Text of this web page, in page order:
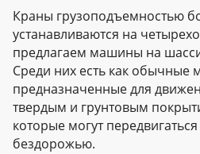
Краны грузоподъемностью
устанавливаются на
предлагаем машины на
Среди них есть как обычные
предназначенные для
твердым и грунтовым
которые могут
бездорожью.